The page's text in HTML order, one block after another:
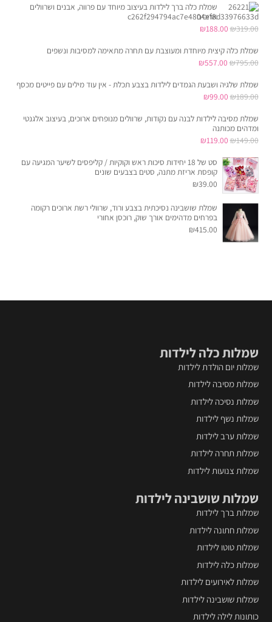
שמלת כלה ברך לילדות בעיצוב מיוחד עם פרווה, אבנים ושרוולים
ארוכים
₪319.00
המחיר
היה:
₪188.00
שמלת כלה קיצית מיוחדת ומעוצבת עם תחרה מתאימה למסיבות ונשפים
₪795.00
המחיר
היה:
₪557.00
שמלת שלגיה ושבעת הגמדים לילדות בצבע תכלת - אין עוד מילים עם פייטים מכסף
₪189.00
המחיר
היה:
₪189.00.
₪99.00
₪99.00.
שמלת מסיבה לילדות לבנה עם נקודות, שרוולים מנופחים ארוכים, בעיצוב אלגנטי
ומדהים מכותנה
₪149.00
המחיר
היה:
₪149.00.
₪119.00
הוא:
₪119.00.
סט של 18 יחידות סיכות ראש וקוקיות / קליפסים לשיער המגיעה עם
קופסת אריזת מתנה, סטים בצבעים שונים
₪39.00
שמלת שושבינה נסיכתית בצבע ורוד, שרוולי רשת ארוכים רקומה
בפרחים מדהימים אורך שוק, רוכסן אחורי
₪415.00
שמלות כלה לילדות
שמלות יום הולדת לילדות
שמלות מסיבה לילדות
שמלות נסיכה לילדות
שמלות נשף לילדות
שמלות ערב לילדות
שמלות תחרה לילדות
שמלות צנועות לילדות
שמלות שושבינה לילדות
שמלות ברך לילדות
שמלות חתונה לילדות
שמלות טוטו לילדות
שמלות כלה לילדות
שמלות לאירועים לילדות
שמלות שושבינה לילדות
כותונות לילה לילדות